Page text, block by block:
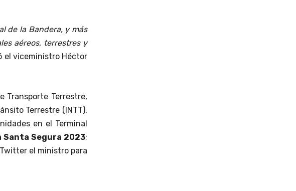
de la Bandera, y más
aéreos, terrestres y
el viceministro Héctor
Transporte Terrestre,
Terrestre (INTT),
en el Terminal
Santa Segura 2023;
el ministro para